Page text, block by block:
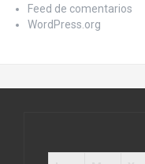
Feed de comentarios
WordPress.org